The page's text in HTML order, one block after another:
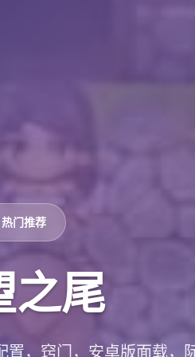
热门推荐
之尾
置，窍门，安卓版面载，